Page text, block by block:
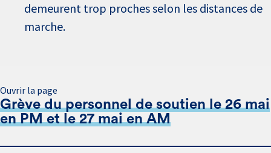
demeurent trop proches selon les distances de
marche.
Ouvrir la page
Grève du personnel de soutien le 26 mai
en PM et le 27 mai en AM